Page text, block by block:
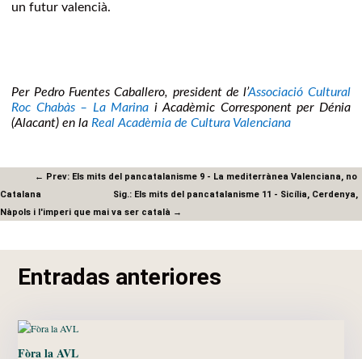
un futur valencià.
Per Pedro Fuentes Caballero, president de l’Associació Cultural
Roc Chabàs – La Marina i Acadèmic Corresponent per Dénia
(Alacant) en la Real Acadèmia de Cultura Valenciana
← Prev: Els mits del pancatalanisme 9 - La mediterrànea Valenciana, no
Catalana
Sig.: Els mits del pancatalanisme 11 - Sicília, Cerdenya,
Nàpols i l'imperi que mai va ser català →
Entradas anteriores
Fòra la AVL